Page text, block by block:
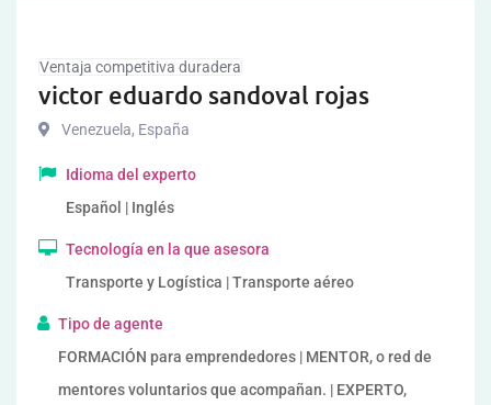
Ventaja competitiva duradera
victor eduardo sandoval rojas
Venezuela, España
Idioma del experto
Español | Inglés
Tecnología en la que asesora
Transporte y Logística | Transporte aéreo
Tipo de agente
FORMACIÓN para emprendedores | MENTOR, o red de
mentores voluntarios que acompañan. | EXPERTO,